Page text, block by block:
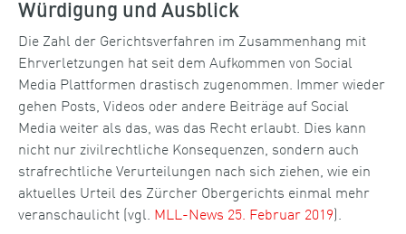
Würdigung und Ausblick
Die Zahl der Gerichtsverfahren im Zusammenhang mit
Ehrverletzungen hat seit dem Aufkommen von Social
Media Plattformen drastisch zugenommen. Immer wieder
gehen Posts, Videos oder andere Beiträge auf Social
Media weiter als das, was das Recht erlaubt. Dies kann
nicht nur zivilrechtliche Konsequenzen, sondern auch
strafrechtliche Verurteilungen nach sich ziehen, wie ein
aktuelles Urteil des Zürcher Obergerichts einmal mehr
veranschaulicht (vgl. MLL-News 25. Februar 2019).